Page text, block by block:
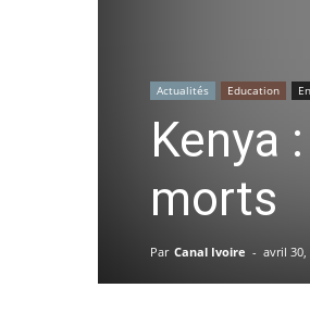
Actualités Education
Kenya
morts
Par Canal Ivoire - avril 30,